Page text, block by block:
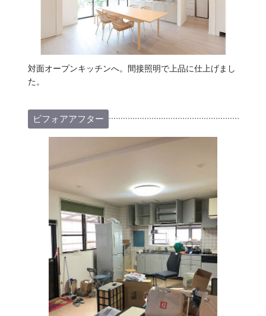
対面オープンキッチンへ。間接照明で上品に仕上げまし
た。
ビフォアアフター